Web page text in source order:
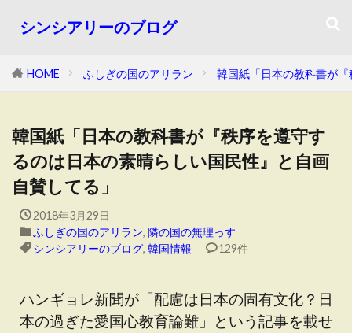
シンシアリーのブログ
HOME ふしぎの国のアリラン 韓国紙「日本の教科書が
韓国紙「日本の教科書が『秩序を遵守す
るのは日本の素晴らしい国民性』と自画
自賛してる」
2018年3月29日
ふしぎの国のアリラン, 隣の国の無理っす
シンシアリーのブログ, 韓国情報 129件
ハンギョレ新聞が「配慮は日本の固有文化？日
本の過ぎた愛国心教育論難」という記事を載せ